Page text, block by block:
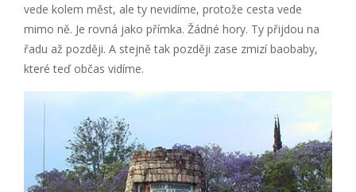
vede kolem měst, ale ty nevidíme, protože cesta vede
mimo ně. Je rovná jako přímka. Žádné hory. Ty přijdou na
řadu až později. A stejně tak později zase zmizí baobaby,
které teď občas vidíme.